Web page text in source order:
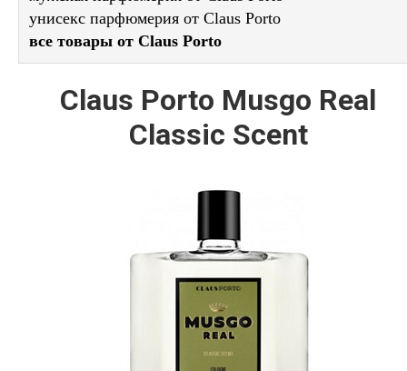
унисекс парфюмерия от Claus Porto
все товары от Claus Porto
Claus Porto Musgo Real
Classic Scent